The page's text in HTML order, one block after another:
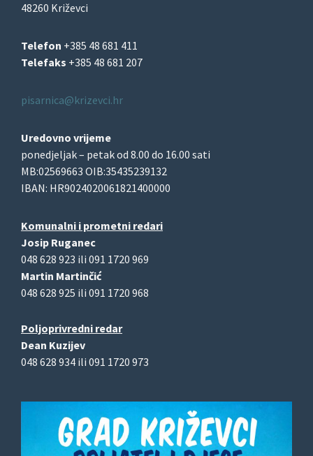
48260 Križevci
Telefon +385 48 681 411
Telefaks +385 48 681 207
pisarnica@krizevci.hr
Uredovno vrijeme
ponedjeljak – petak od 8.00 do 16.00 sati
MB:02569663 OIB:35435239132
IBAN: HR9024020061821400000
Komunalni i prometni redari
Josip Ruganec
048 628 923 ili 091 1720 969
Martin Martinčić
048 628 925 ili 091 1720 968
Poljoprivredni redar
Dean Kuzijev
048 628 934 ili 091 1720 973